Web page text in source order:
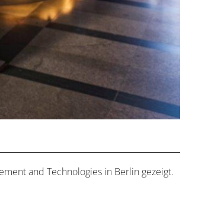
and Technologies in Berlin gezeigt.